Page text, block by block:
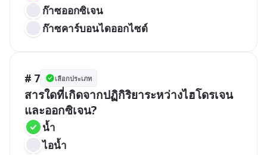
ก๊าซออกซิเจน
ก๊าซคาร์บอนไดออกไซด์
# 7 เลือกประเภท
สารใดที่เกิดจากปฏิกิริยาระหว่างไฮโดรเจน
และออกซิเจน?
น้ำ
ไอน้ำ